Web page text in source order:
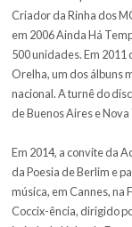
Um show coeso e
sempre presente
grime e drill, além
o samba como
do bairro de Santo
escreveu seu
Criador da Rinha
em 2006 Ainda Há